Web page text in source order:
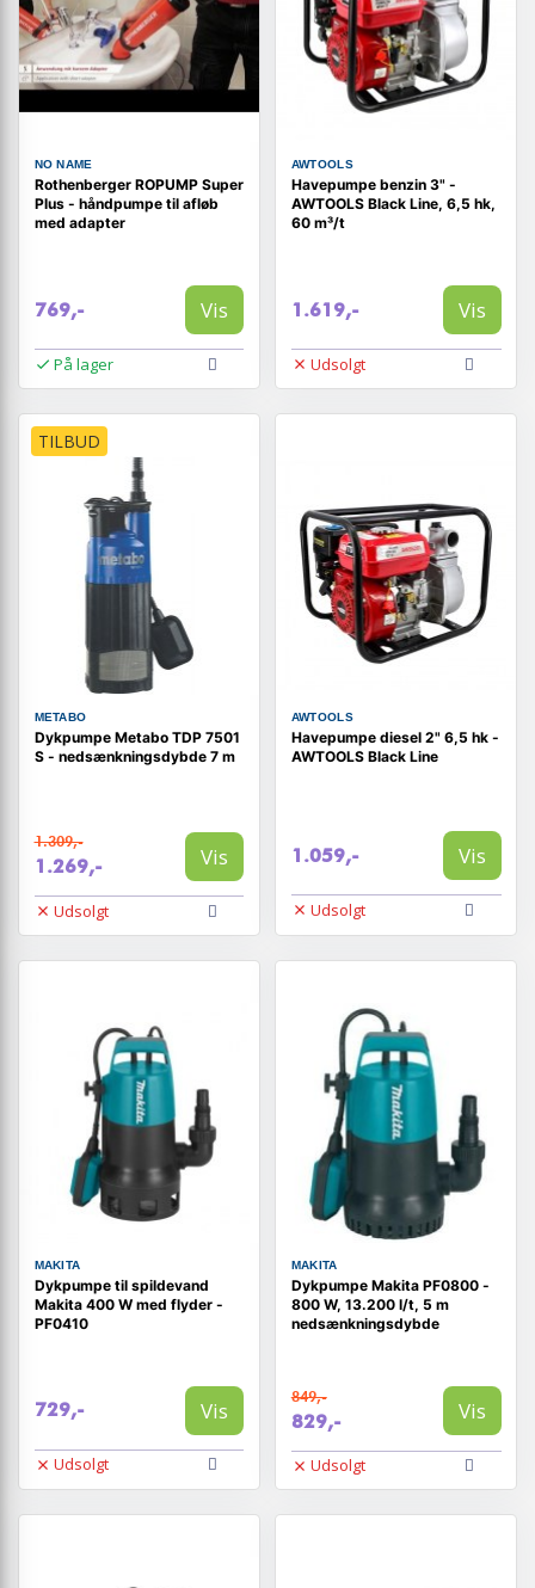
NO NAME
Rothenberger ROPUMP Super
Plus - håndpumpe til afløb
med adapter
769,- Vis
På lager
AWTOOLS
Havepumpe benzin 3" -
AWTOOLS Black Line, 6,5 hk,
60 m³/t
1.619,- Vis
Udsolgt
TILBUD
METABO
Dykpumpe Metabo TDP 7501
S - nedsænkningsdybde 7 m
1.309,-
1.269,- Vis
Udsolgt
AWTOOLS
Havepumpe diesel 2" 6,5 hk -
AWTOOLS Black Line
1.059,- Vis
Udsolgt
MAKITA
Dykpumpe til spildevand
Makita 400 W med flyder -
PF0410
729,- Vis
Udsolgt
MAKITA
Dykpumpe Makita PF0800 -
800 W, 13.200 l/t, 5 m
nedsænkningsdybde
849,-
829,- Vis
Udsolgt